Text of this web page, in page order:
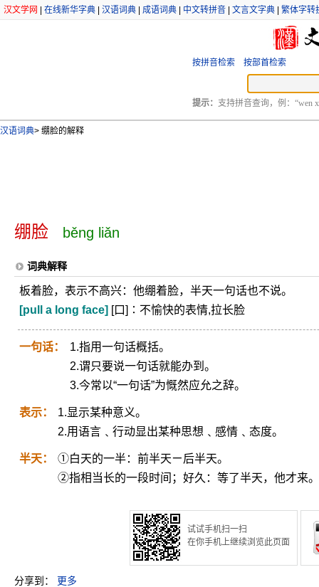
汉文学网 在线新华字典 汉语词典 成语词典 中文转拼音 文言文字典 繁体字转
按拼音检索 按部首检索
提示： 支持拼音查询，例：“wen
汉语词典> 绷脸的解释
绷脸 běng liǎn
词典解释
板着脸，表示不高兴：他绷着脸，半天一句话也不说。
[pull a long face] [口]∶不愉快的表情,拉长脸
一句话：
1.指用一句话概括。
2.谓只要说一句话就能办到。
3.今常以“一句话”为慨然应允之辞。
表示：
1.显示某种意义。
2.用语言﹑行动显出某种思想﹑感情﹑态度。
半天：
①白天的一半：前半天ㄧ后半天。
②指相当长的一段时间；好久：等了半天，他才来。
试试手机扫一扫
在你手机上继续浏览此页面
分享到： 更多